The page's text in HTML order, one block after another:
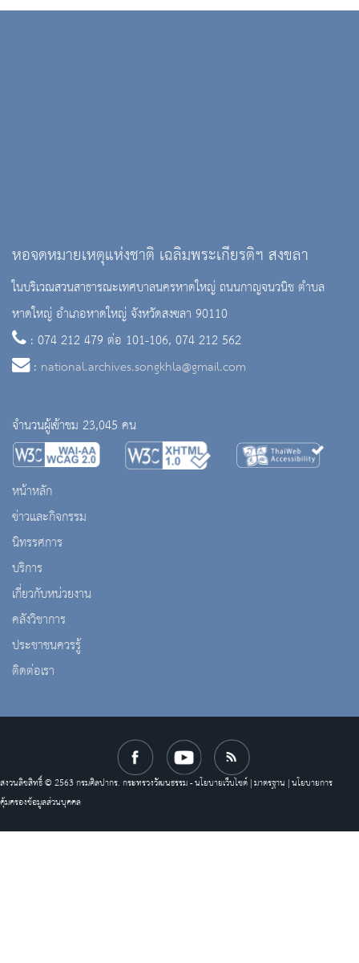
หอจดหมายเหตุแห่งชาติ เฉลิมพระเกียรติฯ สงขลา
ในบริเวณสวนสาธารณะเทศบาลนครหาดใหญ่ ถนนกาญจนวนิช ตำบล
หาดใหญ่ อำเภอหาดใหญ่ จังหวัดสงขลา 90110
: 074 212 479 ต่อ 101-106, 074 212 562
: national.archives.songkhla@gmail.com
จำนวนผู้เข้าชม 23,045 คน
หน้าหลัก
ข่าวและกิจกรรม
นิทรรศการ
บริการ
เกี่ยวกับหน่วยงาน
คลังวิชาการ
ประชาชนควรรู้
ติดต่อเรา
สงวนลิขสิทธิ์ © 2563 กรมศิลปากร. กระทรวงวัฒนธรรม -นโยบายเว็บไซต์|มาตรฐาน |นโยบายการ
คุ้มครองข้อมูลส่วนบุคคล